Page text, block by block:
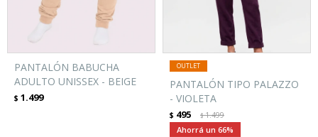
PANTALÓN BABUCHA
ADULTO UNISSEX - BEIGE
$ 1.499
PANTALÓN TIPO PALAZZO
- VIOLETA
$ 495 $1.499
66